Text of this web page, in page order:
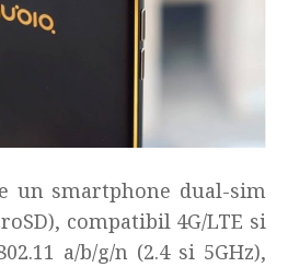
un smartphone dual-sim
compatibil 4G/LTE si
a/b/g/n (2.4 si 5GHz),